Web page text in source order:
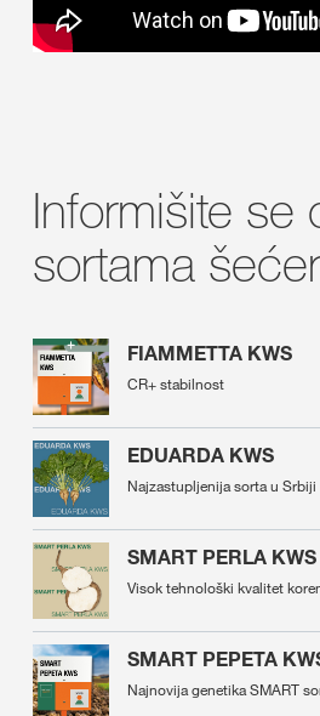
Informišite se
sortama
FIAMMETTA KWS
CR+ stabilnost
EDUARDA KWS
Najzastupljenija sorta u Srbiji
SMART PERLA KWS
Visok tehnološki kvalitet
SMART PEPETA
Najnovija genetika SMART